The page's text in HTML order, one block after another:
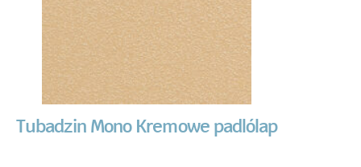
Tubadzin Mono Kremowe padlólap